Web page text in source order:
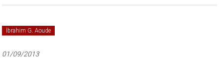
İbrahim G. Aoude
01/09/2013